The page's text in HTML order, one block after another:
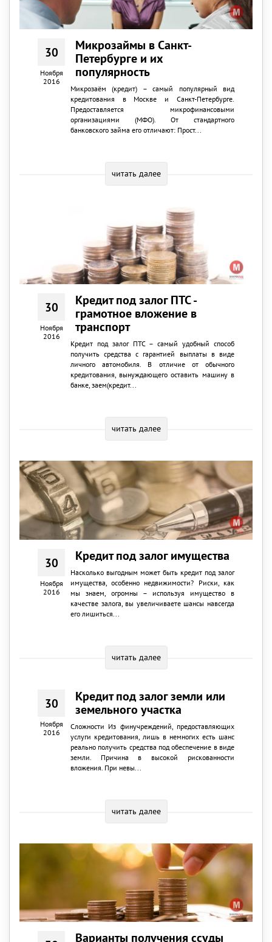
30
Ноября
2016
Микрозаймы в Санкт-
Петербурге и их
популярность
Микрозаём (кредит) – самый популярный вид
кредитования в Москве и Санкт-Петербурге.
Предоставляется микрофинансовыми
организациями (МФО). От стандартного
банковского займа его отличают: Прост...
читать далее
30
Ноября
2016
Кредит под залог ПТС -
грамотное вложение в
транспорт
Кредит под залог ПТС – самый удобный способ
получить средства с гарантией выплаты в виде
личного автомобиля. В отличие от обычного
кредитования, вынуждающего оставить машину в
банке, заем(кредит...
читать далее
30
Ноября
2016
Кредит под залог имущества
Насколько выгодным может быть кредит под залог
имущества, особенно недвижимости? Риски, как
мы знаем, огромны – используя имущество в
качестве залога, вы увеличиваете шансы навсегда
его лишиться...
читать далее
30
Ноября
2016
Кредит под залог земли или
земельного участка
Сложности Из финучреждений, предоставляющих
услуги кредитования, лишь в немногих есть шанс
реально получить средства под обеспечение в виде
земли. Причина в высокой рискованности
вложения. При невы...
читать далее
Варианты получения ссуды